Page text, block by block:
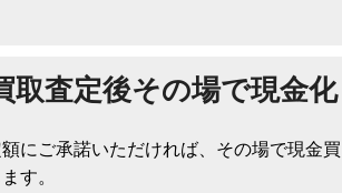
取査定後その場で現金化
にご承諾いただければ、その場で現金買
す。